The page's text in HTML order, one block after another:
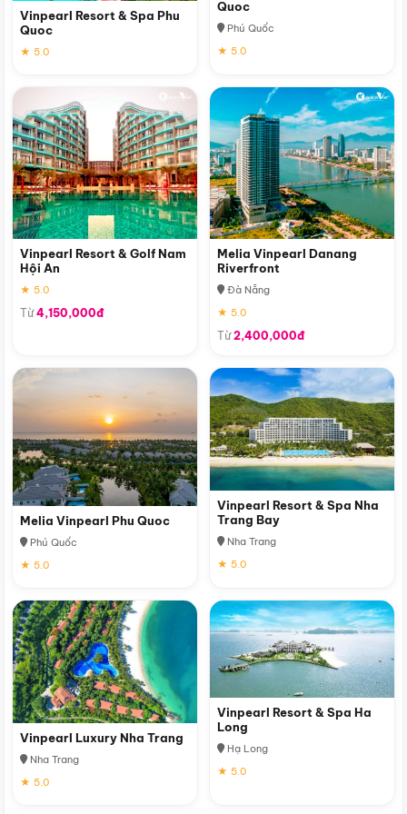
Vinpearl Resort & Spa Phu
Quoc
★ 5.0
Quoc
Phú Quốc
★ 5.0
Vinpearl Resort & Golf Nam
Hội An
★ 5.0
Từ4,150,000đ
Melia Vinpearl Danang
Riverfront
Đà Nẵng
★ 5.0
Từ2,400,000đ
Melia Vinpearl Phu Quoc
Phú Quốc
★ 5.0
Vinpearl Resort & Spa Nha
Trang Bay
Nha Trang
★ 5.0
Vinpearl Luxury Nha Trang
Nha Trang
★ 5.0
Vinpearl Resort & Spa Ha
Long
Hạ Long
★ 5.0